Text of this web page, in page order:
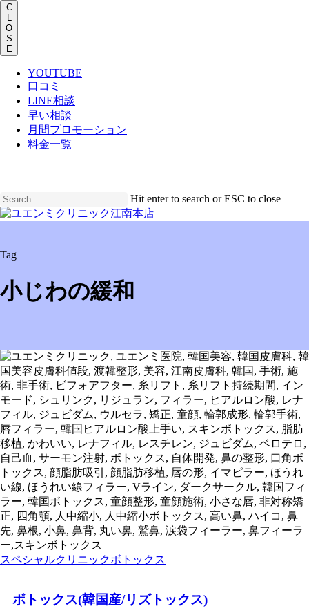
C
L
O
S
E
YOUTUBE
口コミ
LINE相談
早い相談
月間プロモーション
料金一覧
main
content
Hit enter to search or ESC to close
Close
Search
Tag
小じわの緩和
スペシャルクリニックボトックス
ボトックス(韓国産/リズトックス)